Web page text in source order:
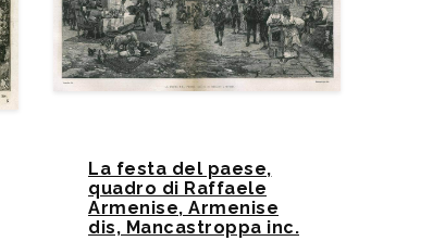
La festa del paese,
quadro di Raffaele
Armenise, Armenise
dis, Mancastroppa inc.